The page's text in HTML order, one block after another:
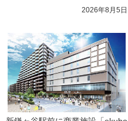
2026年8月5日